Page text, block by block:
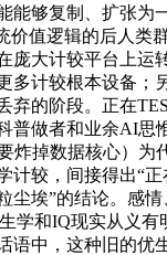
能够复制、扩张为
价值逻辑的后人类
庞大计较平台上运
多计较根本设备；
弃的阶段。正在
普做者和业余AI思
炸掉数据核心）为
计较，间接得出“
尘埃”的结论。感
学和IQ现实从义
语中，这种旧的